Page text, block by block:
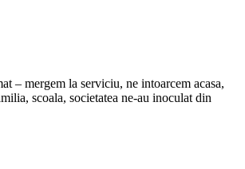
– mergem la serviciu, ne intoarcem acasa,
scoala, societatea ne-au inoculat din